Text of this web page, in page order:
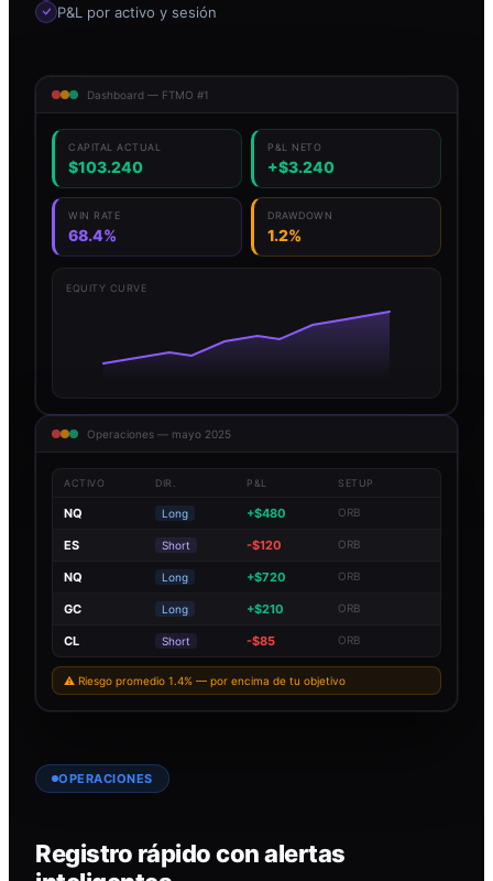
P&L por activo y sesión
Dashboard — FTMO #1
CAPITAL ACTUAL
$103.240
P&L NETO
+$3.240
WIN RATE
68.4%
DRAWDOWN
1.2%
EQUITY CURVE
Operaciones — mayo 2025
ACTIVO DIR. P&L SETUP
NQ Long +$480 ORB
ES Short -$120 ORB
NQ Long +$720 ORB
GC Long +$210 ORB
CL Short -$85 ORB
⚠ Riesgo promedio 1.4% — por encima de tu objetivo
OPERACIONES
Registro rápido con alertas